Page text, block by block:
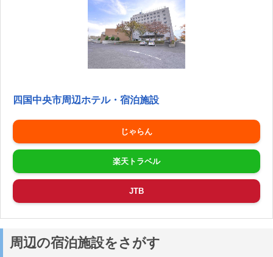
四国中央市周辺ホテル・宿泊施設
じゃらん
楽天トラベル
JTB
周辺の宿泊施設をさがす